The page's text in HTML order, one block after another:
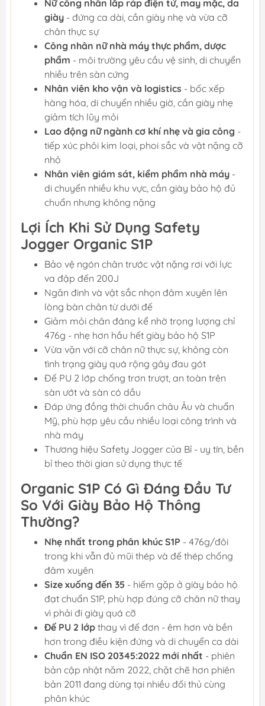
Nữ công nhân lắp ráp điện tử, may mặc, da
giày - đứng ca dài, cần giày nhẹ và vừa cỡ
chân thực sự
Công nhân nữ nhà máy thực phẩm, dược
phẩm - môi trường yêu cầu vệ sinh, di chuyển
nhiều trên sàn cứng
Nhân viên kho vận và logistics - bốc xếp
hàng hóa, di chuyển nhiều giờ, cần giày nhẹ
giảm tích lũy mỏi
Lao động nữ ngành cơ khí nhẹ và gia công -
tiếp xúc phôi kim loại, phoi sắc và vật nặng cỡ
nhỏ
Nhân viên giám sát, kiểm phẩm nhà máy -
di chuyển nhiều khu vực, cần giày bảo hộ đủ
chuẩn nhưng không nặng
Lợi Ích Khi Sử Dụng Safety
Jogger Organic S1P
Bảo vệ ngón chân trước vật nặng rơi với lực
va đập đến 200J
Ngăn đinh và vật sắc nhọn đâm xuyên lên
lòng bàn chân từ dưới đế
Giảm mỏi chân đáng kể nhờ trọng lượng chỉ
476g - nhẹ hơn hầu hết giày bảo hộ S1P
Vừa vặn với cỡ chân nữ thực sự, không còn
tình trạng giày quá rộng gây đau gót
Đế PU 2 lớp chống trơn trượt, an toàn trên
sàn ướt và sàn có dầu
Đáp ứng đồng thời chuẩn châu Âu và chuẩn
Mỹ, phù hợp yêu cầu nhiều loại công trình và
nhà máy
Thương hiệu Safety Jogger của Bỉ - uy tín, bền
bỉ theo thời gian sử dụng thực tế
Organic S1P Có Gì Đáng Đầu Tư
So Với Giày Bảo Hộ Thông
Thường?
Nhẹ nhất trong phân khúc S1P - 476g/đôi
trong khi vẫn đủ mũi thép và đế thép chống
đâm xuyên
Size xuống đến 35 - hiếm gặp ở giày bảo hộ
đạt chuẩn S1P, phù hợp đúng cỡ chân nữ thay
vì phải đi giày quá cỡ
Đế PU 2 lớp thay vì đế đơn - êm hơn và bền
hơn trong điều kiện đứng và di chuyển ca dài
Chuẩn EN ISO 20345:2022 mới nhất - phiên
bản cập nhật năm 2022, chặt chẽ hơn phiên
bản 2011 đang dùng tại nhiều đối thủ cùng
phân khúc